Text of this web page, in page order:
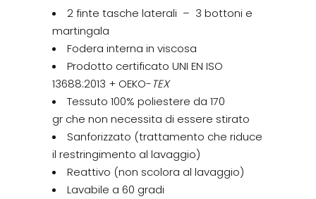
2 finte tasche laterali – 3 bottoni e
martingala
Fodera interna in viscosa
Prodotto certificato UNI EN ISO
13688:2013 + OEKO-TEX
Tessuto 100% poliestere da 170
gr che non necessita di essere stirato
Sanforizzato (trattamento che riduce
il restringimento al lavaggio)
Reattivo (non scolora al lavaggio)
Lavabile a 60 gradi